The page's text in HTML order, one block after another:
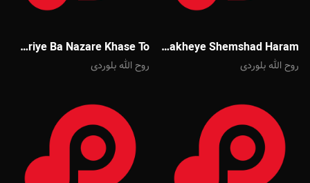
Mehdi Akbari Shakheye Shemshad Haram
روح الله بلوردی
Mehdi Akbari Omriye Ba Nazare Khase To
روح الله بلوردی